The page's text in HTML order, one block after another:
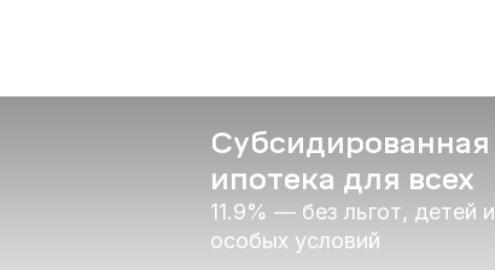
Субсидированная
ипотека для всех
11.9% — без льгот, детей и
особых условий